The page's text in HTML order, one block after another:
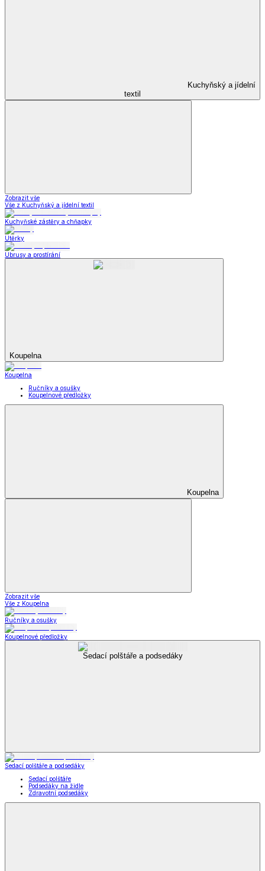
Kuchyňský a jídelní
textil
Zobrazit vše
Vše z Kuchyňský a jídelní textil
Kuchyňské zástěry a chňapky
Utěrky
Ubrusy a prostírání
Koupelna
Koupelna
Ručníky a osušky
Koupelnové předložky
Koupelna
Zobrazit vše
Vše z Koupelna
Ručníky a osušky
Koupelnové předložky
Sedací polštáře a podsedáky
Sedací polštáře a podsedáky
Sedací polštáře
Podsedáky na židle
Zdravotní podsedáky